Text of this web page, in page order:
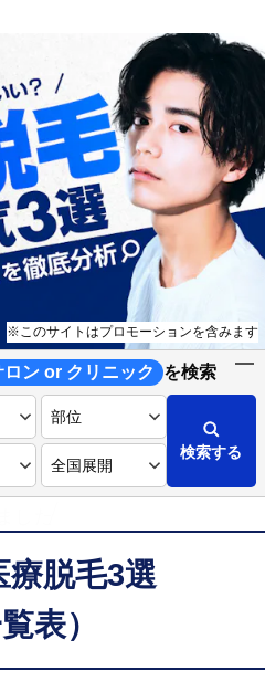
※このサイトはプロモーションを含みます
ロン or クリニック を検索
検索する
療脱毛3選
表）